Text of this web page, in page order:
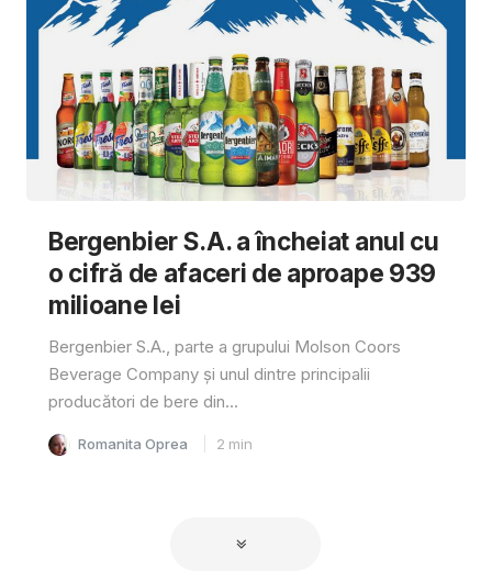
Bergenbier S.A. a încheiat anul cu
o cifră de afaceri de aproape 939
milioane lei
Bergenbier S.A., parte a grupului Molson Coors
Beverage Company și unul dintre principalii
producători de bere din...
Romanita Oprea 2 min